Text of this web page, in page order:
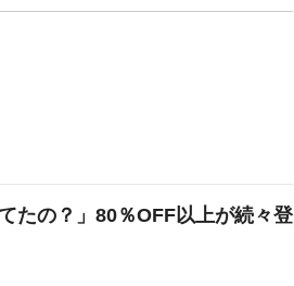
たの？」80％OFF以上が続々登